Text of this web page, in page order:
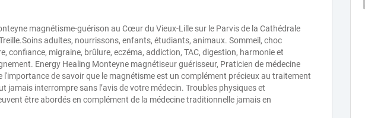
magnétisme-guérison au Cœur du Vieux-Lille sur le Parvis de la Cathédrale
adultes, nourrissons, enfants, étudiants, animaux. Sommeil, choc
confiance, migraine, brûlure, eczéma, addiction, TAC, digestion, harmonie et
Energy Healing Monteyne magnétiseur guérisseur, Praticien de médecine
l'importance de savoir que le magnétisme est un complément précieux au traitement
jamais interrompre sans l’avis de votre médecin. Troubles physiques et
être abordés en complément de la médecine traditionnelle jamais en